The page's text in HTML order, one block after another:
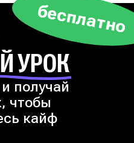
УРОК
бесплатно
получай
чтобы
кайф